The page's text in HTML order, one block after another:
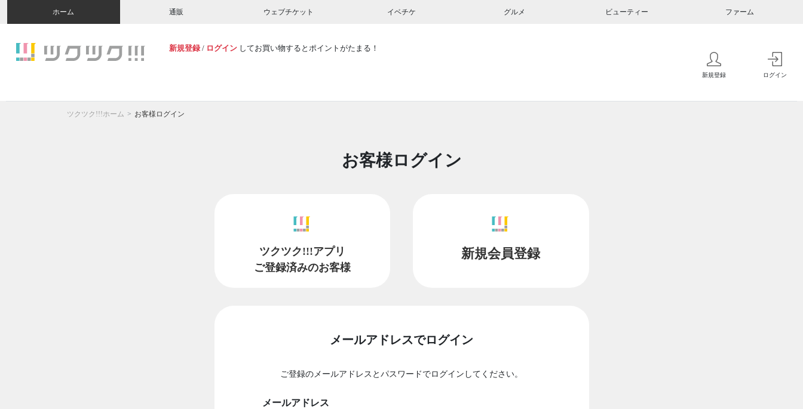
ホーム 通販 ウェブチケット イベチケ グルメ ビューティー ファーム
新規登録 / ログイン してお買い物するとポイントがたまる！
新規登録 ログイン
ツクツク!!!ホーム お客様ログイン
お客様ログイン
ツクツク!!!アプリ
ご登録済みのお客様
新規会員登録
メールアドレスでログイン
ご登録のメールアドレスとパスワードでログインしてください。
メールアドレス